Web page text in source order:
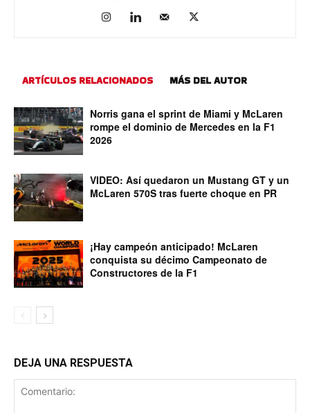
ARTÍCULOS RELACIONADOS MÁS DEL AUTOR
Norris gana el sprint de Miami y McLaren
rompe el dominio de Mercedes en la F1
2026
VIDEO: Así quedaron un Mustang GT y un
McLaren 570S tras fuerte choque en PR
¡Hay campeón anticipado! McLaren
conquista su décimo Campeonato de
Constructores de la F1
DEJA UNA RESPUESTA